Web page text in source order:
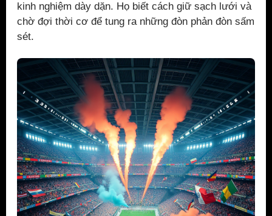
kinh nghiệm dày dặn. Họ biết cách giữ sạch lưới và
chờ đợi thời cơ để tung ra những đòn phản đòn sấm
sét.